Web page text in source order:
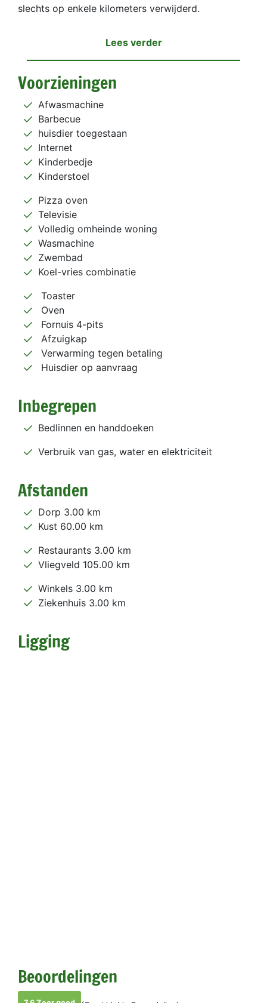
slechts op enkele kilometers verwijderd.
Lees verder
Voorzieningen
Afwasmachine
Barbecue
huisdier toegestaan
Internet
Kinderbedje
Kinderstoel
Pizza oven
Televisie
Volledig omheinde woning
Wasmachine
Zwembad
Koel-vries combinatie
Toaster
Oven
Fornuis 4-pits
Afzuigkap
Verwarming tegen betaling
Huisdier op aanvraag
Inbegrepen
Bedlinnen en handdoeken
Verbruik van gas, water en elektriciteit
Afstanden
Dorp 3.00 km
Kust 60.00 km
Restaurants 3.00 km
Vliegveld 105.00 km
Winkels 3.00 km
Ziekenhuis 3.00 km
Ligging
Beoordelingen